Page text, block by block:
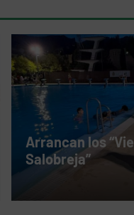
Arrancan los
Salobreja”